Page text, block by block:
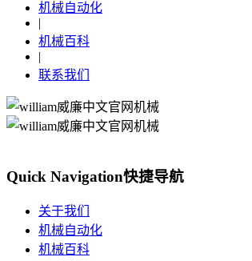
机械自动化
|
机械百科
|
联系我们
Quick Navigation快捷导航
关于我们
机械自动化
机械百科